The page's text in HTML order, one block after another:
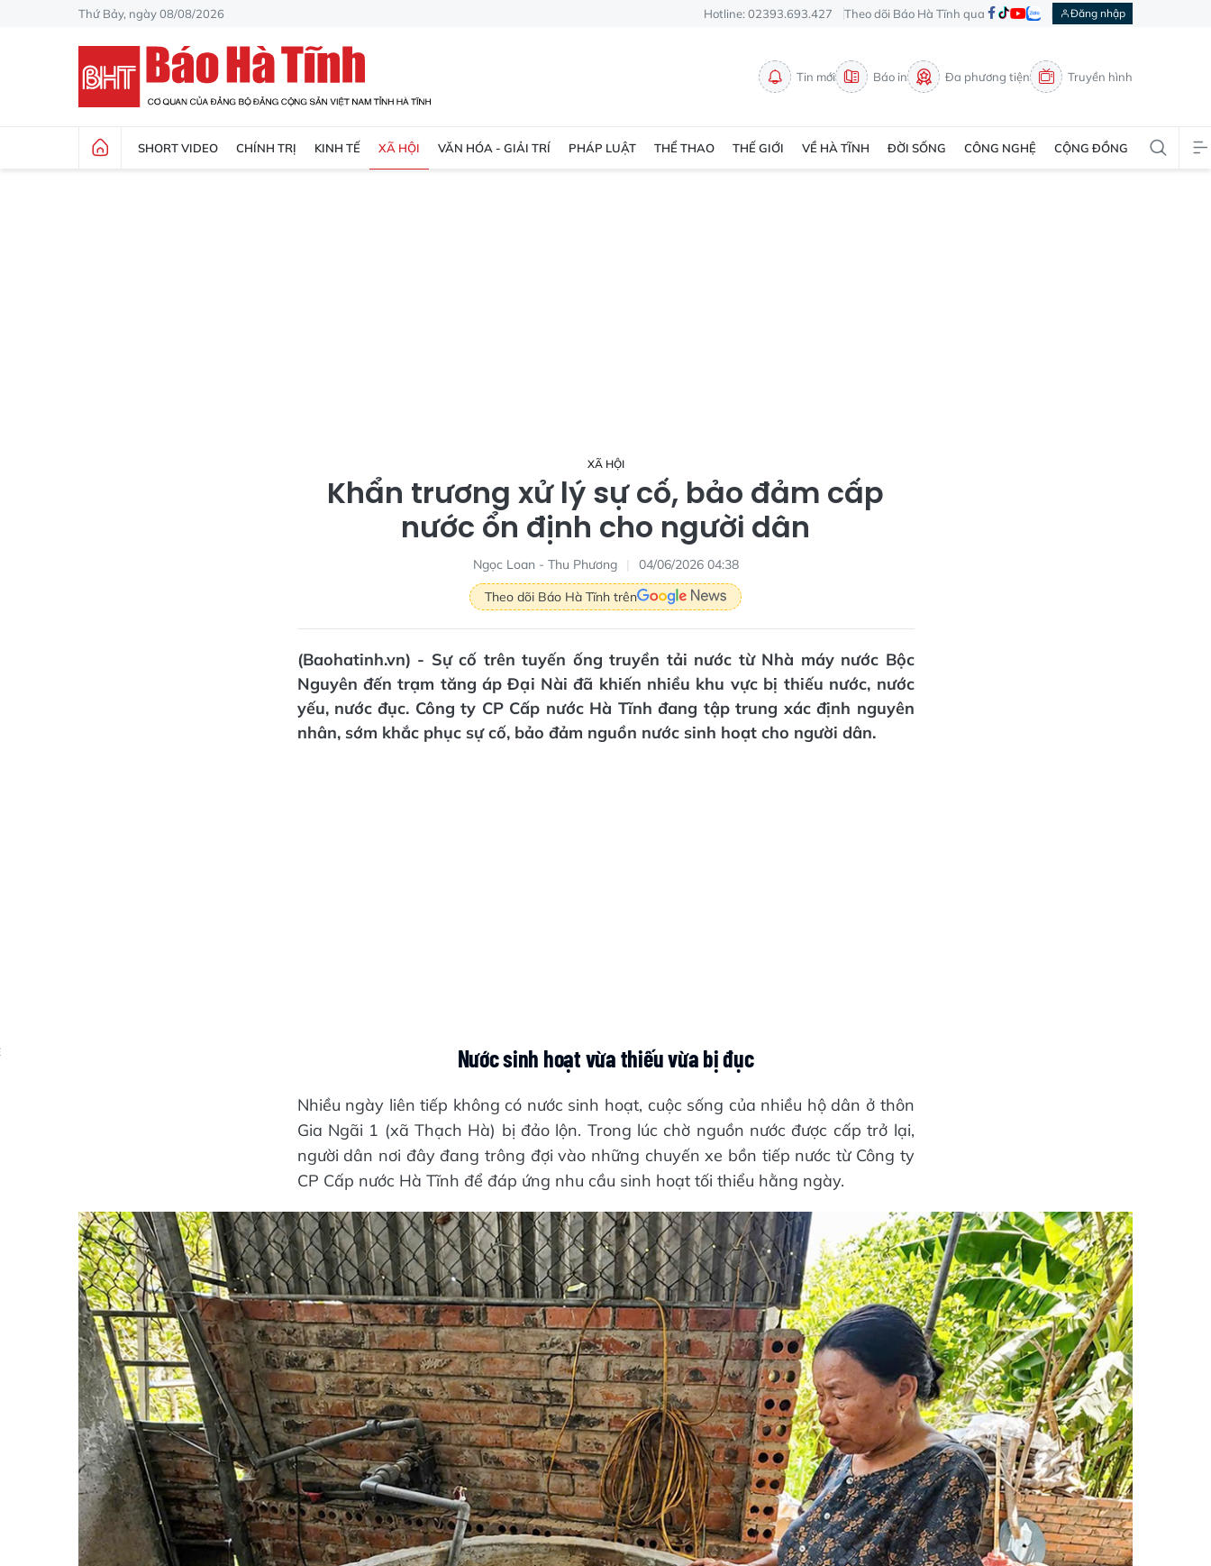
Thứ Bảy, ngày 08/08/2026 Hotline: 02393.693.427 Theo dõi Báo Hà Tĩnh qua Đăng nhập
Tin mới Báo in Đa phương tiện Truyền hình
SHORT VIDEO CHÍNH TRỊ KINH TẾ XÃ HỘI VĂN HÓA - GIẢI TRÍ PHÁP LUẬT THỂ THAO THẾ GIỚI VỀ HÀ TĨNH ĐỜI SỐNG CÔNG NGHỆ CỘNG ĐỒNG
XÃ HỘI
Khẩn trương xử lý sự cố, bảo đảm cấp
nước ổn định cho người dân
Ngọc Loan - Thu Phương
04/06/2026 04:38
Theo dõi Báo Hà Tĩnh trên
(Baohatinh.vn) - Sự cố trên tuyến ống truyền tải nước từ Nhà máy nước Bộc
Nguyên đến trạm tăng áp Đại Nài đã khiến nhiều khu vực bị thiếu nước, nước
yếu, nước đục. Công ty CP Cấp nước Hà Tĩnh đang tập trung xác định nguyên
nhân, sớm khắc phục sự cố, bảo đảm nguồn nước sinh hoạt cho người dân.
Nước sinh hoạt vừa thiếu vừa bị đục
Nhiều ngày liên tiếp không có nước sinh hoạt, cuộc sống của nhiều hộ dân ở thôn
Gia Ngãi 1 (xã Thạch Hà) bị đảo lộn. Trong lúc chờ nguồn nước được cấp trở lại,
người dân nơi đây đang trông đợi vào những chuyến xe bồn tiếp nước từ Công ty
CP Cấp nước Hà Tĩnh để đáp ứng nhu cầu sinh hoạt tối thiểu hằng ngày.